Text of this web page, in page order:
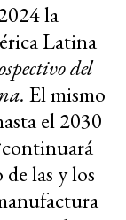
la
Latina
del
El mismo
el 2030
las y los